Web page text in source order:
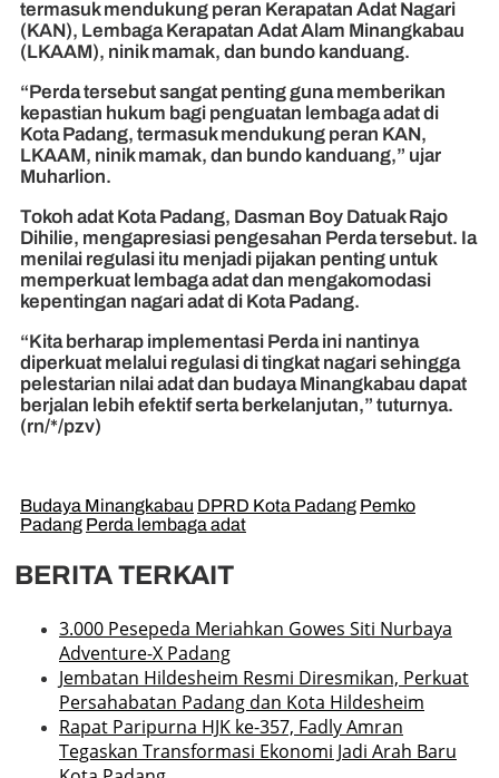
termasuk mendukung peran Kerapatan Adat Nagari
(KAN), Lembaga Kerapatan Adat Alam Minangkabau
(LKAAM), ninik mamak, dan bundo kanduang.
“Perda tersebut sangat penting guna memberikan
kepastian hukum bagi penguatan lembaga adat di
Kota Padang, termasuk mendukung peran KAN,
LKAAM, ninik mamak, dan bundo kanduang,” ujar
Muharlion.
Tokoh adat Kota Padang, Dasman Boy Datuak Rajo
Dihilie, mengapresiasi pengesahan Perda tersebut. Ia
menilai regulasi itu menjadi pijakan penting untuk
memperkuat lembaga adat dan mengakomodasi
kepentingan nagari adat di Kota Padang.
“Kita berharap implementasi Perda ini nantinya
diperkuat melalui regulasi di tingkat nagari sehingga
pelestarian nilai adat dan budaya Minangkabau dapat
berjalan lebih efektif serta berkelanjutan,” tuturnya.
(rn/*/pzv)
Budaya Minangkabau DPRD Kota Padang Pemko
Padang Perda lembaga adat
BERITA TERKAIT
3.000 Pesepeda Meriahkan Gowes Siti Nurbaya
Adventure-X Padang
Jembatan Hildesheim Resmi Diresmikan, Perkuat
Persahabatan Padang dan Kota Hildesheim
Rapat Paripurna HJK ke-357, Fadly Amran
Tegaskan Transformasi Ekonomi Jadi Arah Baru